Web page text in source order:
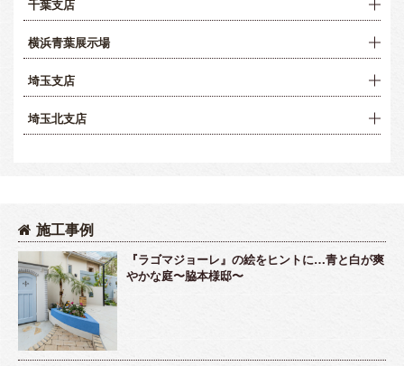
千葉支店
横浜青葉展示場
埼玉支店
埼玉北支店
施工事例
『ラゴマジョーレ』の絵をヒントに…青と白が爽
やかな庭〜脇本様邸〜